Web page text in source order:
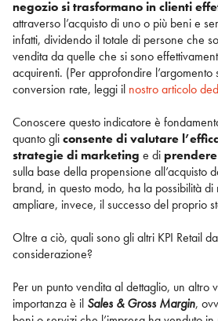
negozio si trasformano in clienti
attraverso l’acquisto di uno o più beni e
infatti, dividendo il totale di persone che
vendita da quelle che si sono
acquirenti. (Per approfondire l’argomento
conversion rate, leggi il nostro articolo
Conoscere questo indicatore è
quanto gliconsente di valutare
strategie di marketing e di
sulla base della propensione all’acquisto
brand, in questo modo, ha la possibilità
ampliare, invece, il successo del proprio
Oltre a ciò, quali sono gli altri KPI Retail
considerazione?
Per un punto vendita al dettaglio, un altro
importanza è il Sales & Gross Margin,